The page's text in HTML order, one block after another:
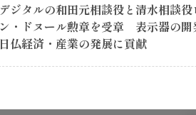
デジタルの和田元相談役と清水相談役
ン・ドヌール勲章を受章 表示器の開
日仏経済・産業の発展に貢献